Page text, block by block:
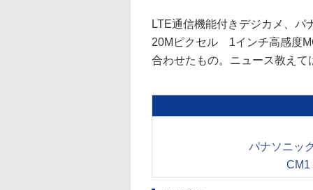
LTE通信機能付きデジカメ、パ
20Mピクセル 1インチ高感度
合わせたもの。ニュース教えて
パナソニッ
CM1